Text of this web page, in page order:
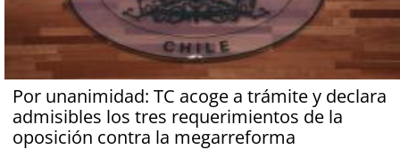
Por unanimidad: TC acoge a trámite y declara
admisibles los tres requerimientos de la
oposición contra la megarreforma